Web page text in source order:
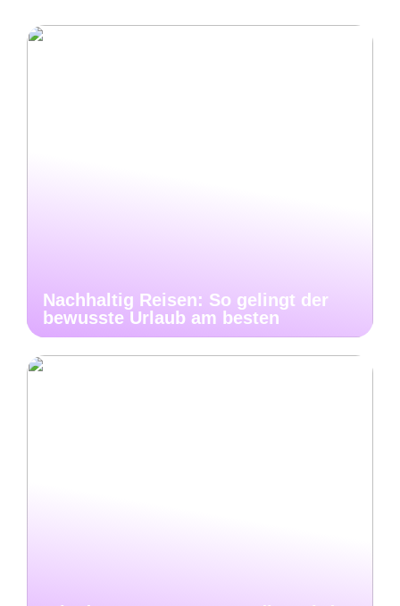
Nachhaltig Reisen: So gelingt der
bewusste Urlaub am besten